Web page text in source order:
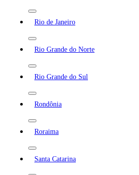
Rio de Janeiro
Rio Grande do Norte
Rio Grande do Sul
Rondônia
Roraima
Santa Catarina